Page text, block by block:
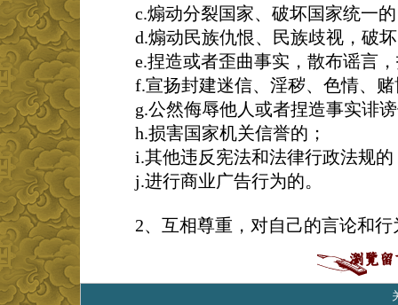
c.煽动分裂国家、破坏国家统一
d.煽动民族仇恨、民族歧视，破
e.捏造或者歪曲事实，散布谣言
f.宣扬封建迷信、淫秽、色情、
g.公然侮辱他人或者捏造事实诽
h.损害国家机关信誉的；
i.其他违反宪法和法律行政法规的
j.进行商业广告行为的。
2、互相尊重，对自己的言论和行